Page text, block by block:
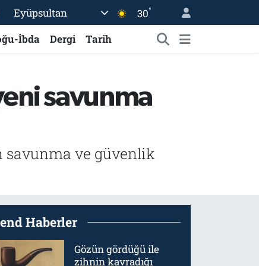
Eyüpsultan 30°
İbda Dergi Tarih
savunma
savunma ve güvenlik
Haberler
Gözün gördüğü ile
zihnin kavradığı